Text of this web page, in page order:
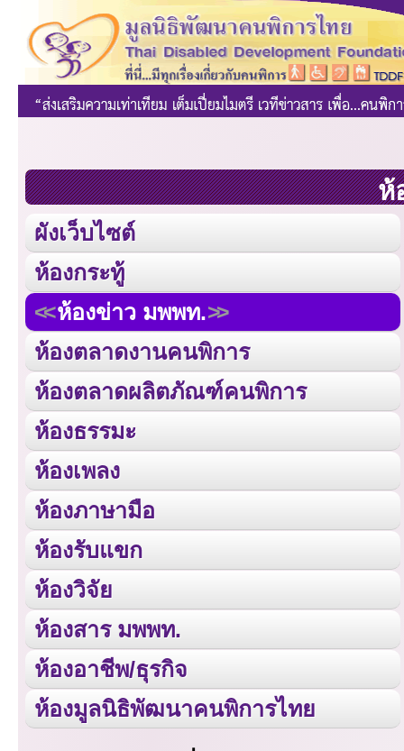
ห้
ผังเว็บไซต์
ห้องกระทู้
ห้องข่าว มพพท.
ห้องตลาดงานคนพิการ
ห้องตลาดผลิตภัณฑ์คนพิการ
ห้องธรรมะ
ห้องเพลง
ห้องภาษามือ
ห้องรับแขก
ห้องวิจัย
ห้องสาร มพพท.
ห้องอาชีพ/ธุรกิจ
ห้องมูลนิธิพัฒนาคนพิการไทย